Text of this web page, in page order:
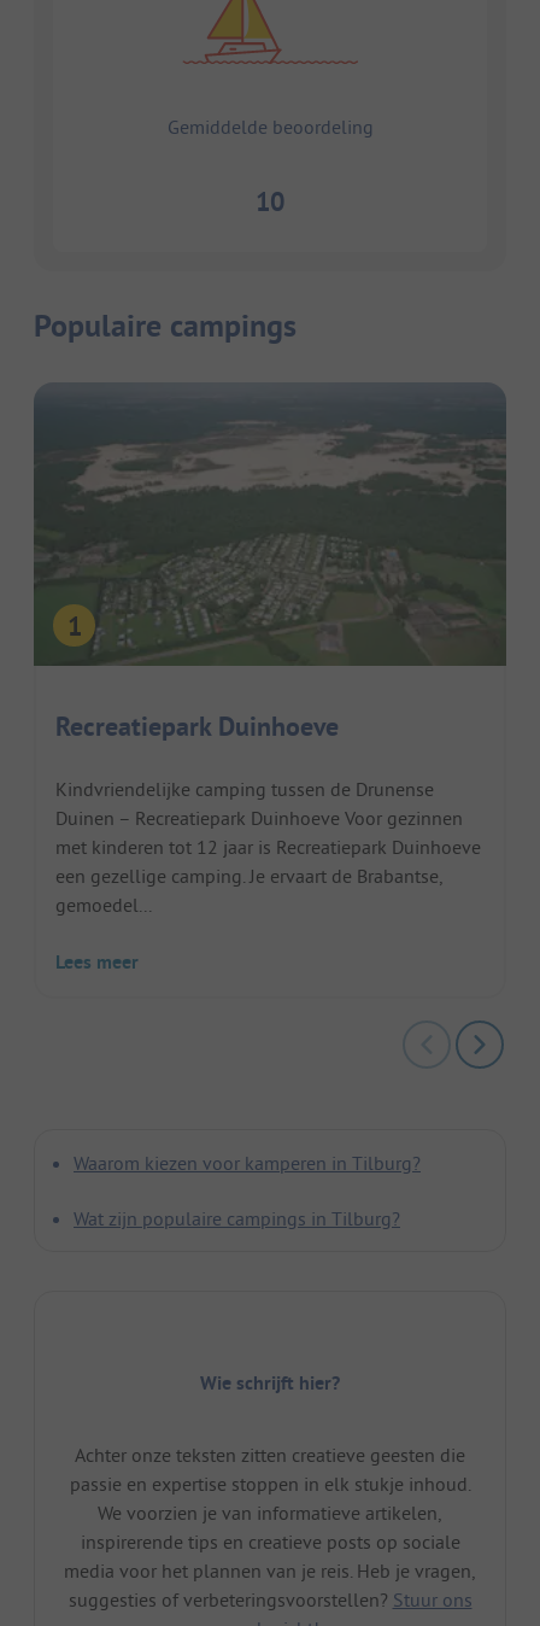
Gemiddelde beoordeling
10
Populaire campings
Recreatiepark Duinhoeve
Kindvriendelijke camping tussen de Drunense
Duinen – Recreatiepark Duinhoeve Voor gezinnen
met kinderen tot 12 jaar is Recreatiepark Duinhoeve
een gezellige camping. Je ervaart de Brabantse,
gemoedel...
Lees meer
Waarom kiezen voor kamperen in Tilburg?
Wat zijn populaire campings in Tilburg?
Wie schrijft hier?
Achter onze teksten zitten creatieve geesten die
passie en expertise stoppen in elk stukje inhoud.
We voorzien je van informatieve artikelen,
inspirerende tips en creatieve posts op sociale
media voor het plannen van je reis. Heb je vragen,
suggesties of verbeteringsvoorstellen? Stuur ons